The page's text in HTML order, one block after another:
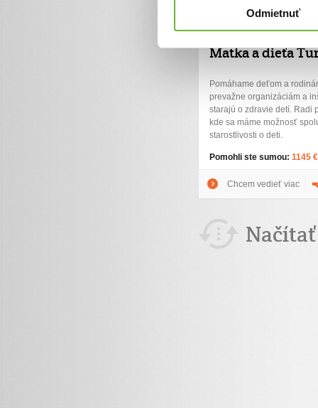
Odmietnuť
Matka a dieťa
Pomáhame deťom a
prevažne organizáciám a
starajú o zdravie detí. Radi
kde sa máme možnosť
starostlivosti o deti.
Pomohli ste sumou: 1145 €
Chcem vedieť viac